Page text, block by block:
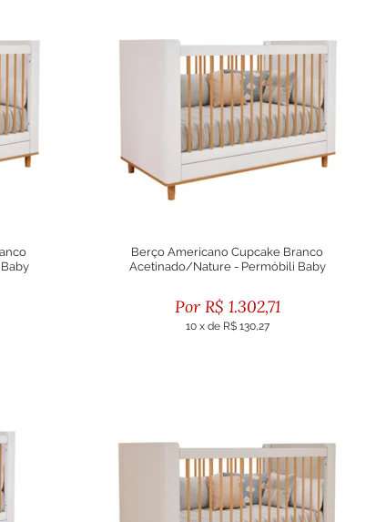
Berço Americano Cupcake Branco
Acetinado/Nature - Permóbili Baby
R$ 1.302,71
10 x de R$ 130,27